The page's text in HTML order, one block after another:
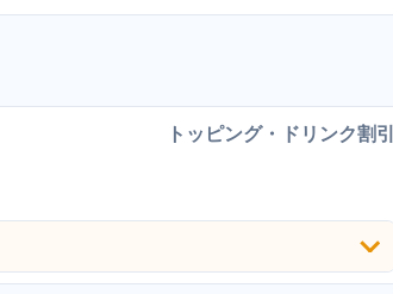
トッピング・ドリンク割引